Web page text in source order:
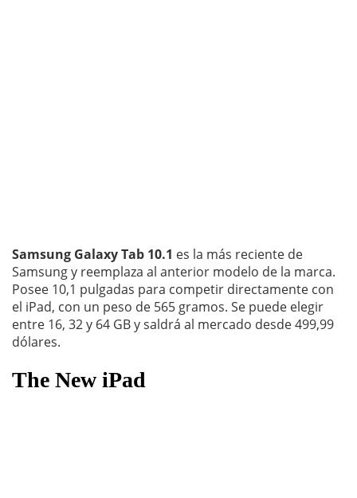
Samsung Galaxy Tab 10.1 es la más reciente de
Samsung y reemplaza al anterior modelo de la marca.
Posee 10,1 pulgadas para competir directamente con
el iPad, con un peso de 565 gramos. Se puede elegir
entre 16, 32 y 64 GB y saldrá al mercado desde 499,99
dólares.
The New iPad